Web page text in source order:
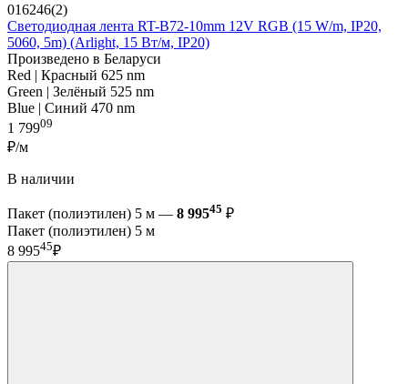
016246(2)
Светодиодная лента RT-B72-10mm 12V RGB (15 W/m, IP20,
5060, 5m) (Arlight, 15 Вт/м, IP20)
Произведено в Беларуси
Red | Красный 625 nm
Green | Зелёный 525 nm
Blue | Синий 470 nm
1 79909
₽/м
В наличии
Пакет (полиэтилен) 5 м — 8 99545 ₽
Пакет (полиэтилен) 5 м
8 99545₽